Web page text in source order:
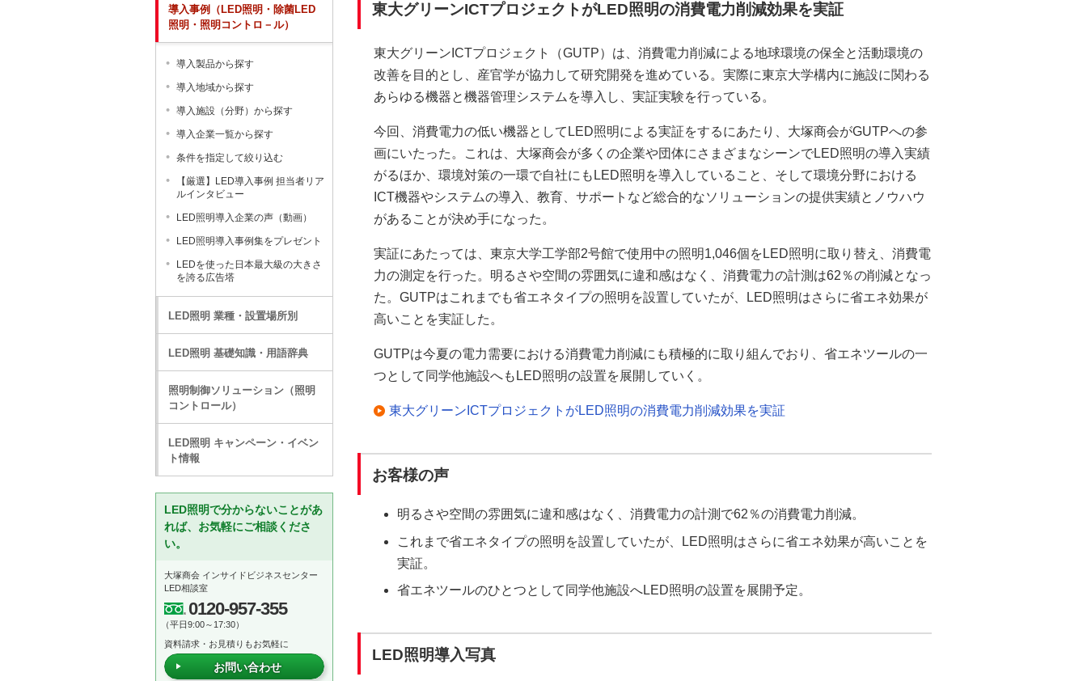
東大グリーンICTプロジェクトがLED照明の消費電力削減効果を実証
東大グリーンICTプロジェクト（GUTP）は、消費電力削減による地球環境の保全と活動環境の
改善を目的とし、産官学が協力して研究開発を進めている。実際に東京大学構内に施設に関わる
あらゆる機器と機器管理システムを導入し、実証実験を行っている。
今回、消費電力の低い機器としてLED照明による実証をするにあたり、大塚商会がGUTPへの参
画にいたった。これは、大塚商会が多くの企業や団体にさまざまなシーンでLED照明の導入実績
がるほか、環境対策の一環で自社にもLED照明を導入していること、そして環境分野における
ICT機器やシステムの導入、教育、サポートなど総合的なソリューションの提供実績とノウハウ
があることが決め手になった。
実証にあたっては、東京大学工学部2号館で使用中の照明1,046個をLED照明に取り替え、消費電
力の測定を行った。明るさや空間の雰囲気に違和感はなく、消費電力の計測は62％の削減となっ
た。GUTPはこれまでも省エネタイプの照明を設置していたが、LED照明はさらに省エネ効果が
高いことを実証した。
GUTPは今夏の電力需要における消費電力削減にも積極的に取り組んでおり、省エネツールの一
つとして同学他施設へもLED照明の設置を展開していく。
東大グリーンICTプロジェクトがLED照明の消費電力削減効果を実証
お客様の声
明るさや空間の雰囲気に違和感はなく、消費電力の計測で62％の消費電力削減。
これまで省エネタイプの照明を設置していたが、LED照明はさらに省エネ効果が高いことを
実証。
省エネツールのひとつとして同学他施設へLED照明の設置を展開予定。
LED照明導入写真
導入事例（LED照明・除菌LED
照明・照明コントロ－ル）
導入製品から探す
導入地域から探す
導入施設（分野）から探す
導入企業一覧から探す
条件を指定して絞り込む
【厳選】LED導入事例 担当者リア
ルインタビュー
LED照明導入企業の声（動画）
LED照明導入事例集をプレゼント
LEDを使った日本最大級の大きさ
を誇る広告塔
LED照明 業種・設置場所別
LED照明 基礎知識・用語辞典
照明制御ソリューション（照明
コントロール）
LED照明 キャンペーン・イベン
ト情報
LED照明で分からないことがあ
れば、お気軽にご相談くださ
い。
大塚商会 インサイドビジネスセンター
LED相談室
0120-957-355
（平日9:00～17:30）
資料請求・お見積りもお気軽に
お問い合わせ